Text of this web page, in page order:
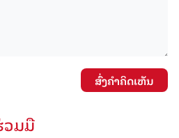
ສົ່ງຄໍາຄິດເຫັນ
ວມມື